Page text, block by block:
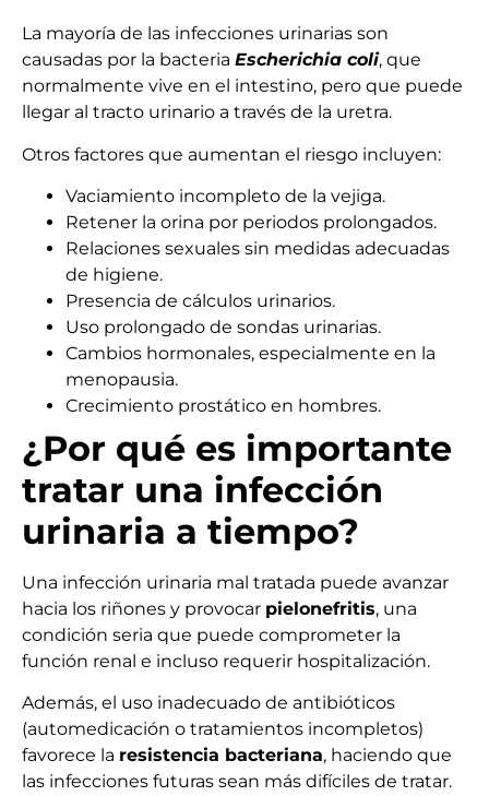
La mayoría de las infecciones urinarias son
causadas por la bacteria Escherichia coli, que
normalmente vive en el intestino, pero que puede
llegar al tracto urinario a través de la uretra.
Otros factores que aumentan el riesgo incluyen:
Vaciamiento incompleto de la vejiga.
Retener la orina por periodos prolongados.
Relaciones sexuales sin medidas adecuadas
de higiene.
Presencia de cálculos urinarios.
Uso prolongado de sondas urinarias.
Cambios hormonales, especialmente en la
menopausia.
Crecimiento prostático en hombres.
¿Por qué es importante
tratar una infección
urinaria a tiempo?
Una infección urinaria mal tratada puede avanzar
hacia los riñones y provocar pielonefritis, una
condición seria que puede comprometer la
función renal e incluso requerir hospitalización.
Además, el uso inadecuado de antibióticos
(automedicación o tratamientos incompletos)
favorece la resistencia bacteriana, haciendo que
las infecciones futuras sean más difíciles de tratar.